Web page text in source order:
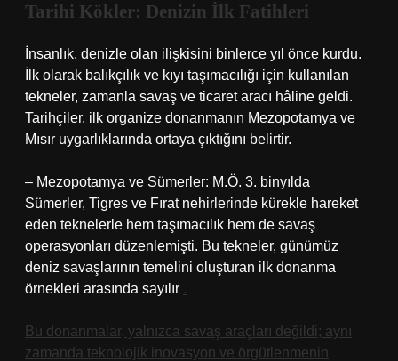
Tarihi Kökler: Denizin İlk Fatihleri
İnsanlık, denizle olan ilişkisini binlerce yıl önce kurdu.
İlk olarak balıkçılık ve kıyı taşımacılığı için kullanılan
tekneler, zamanla savaş ve ticaret aracı hâline geldi.
Tarihçiler, ilk organize donanmanın Mezopotamya ve
Mısır uygarlıklarında ortaya çıktığını belirtir.
– Mezopotamya ve Sümerler: M.Ö. 3. binyılda
Sümerler, Tigres ve Fırat nehirlerinde kürekle hareket
eden teknelerle hem taşımacılık hem de savaş
operasyonları düzenlemişti. Bu tekneler, günümüz
deniz savaşlarının temelini oluşturan ilk donanma
örnekleri arasında sayılır .
Bu donanmalar, yalnızca savaş araçları değildi; aynı
zamanda teknolojik inovasyon ve örgütlenmenin